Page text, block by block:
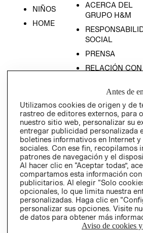
NIÑOS
HOME
ACERCA DEL
GRUPO H&M
SOCIAL
PRENSA
RELACIÓN CON
POLÍTICA
EMPRESARIAL
Antes de
Utilizamos cookies de origen y de
rastreo de editores externos, para
nuestro sitio web, personalizar su
entregar publicidad personalizada
boletines informativos en Internet
sociales. Con ese fin, recopilamos
patrones de navegación y el
Al hacer clic en “Aceptar todas”,
compartamos esta información
publicitarios. Al elegir “Solo
opcionales, lo que limita nuestra
personalizadas. Haga clic en
personalizar sus opciones. Visite
de datos para obtener más
Aviso de cookies